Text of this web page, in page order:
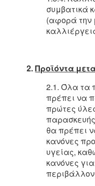
συμβατικά
(αφορά την
2.Προϊόντα
2.1. Όλα τα
πρέπει να
πρώτες
θα πρέπει
κανόνες
υγείας,
κανόνες